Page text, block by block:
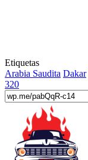
Etiquetas
Arabia Saudita Dakar
320